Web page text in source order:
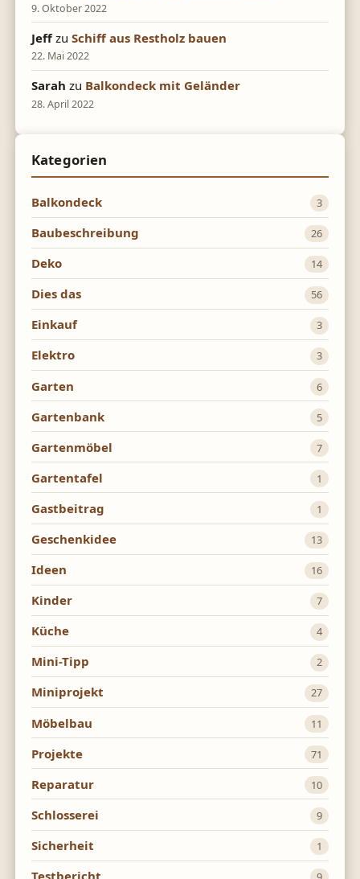
9. Oktober 2022
JeffzuSchiff aus Restholz bauen
22. Mai 2022
Sarah zu Balkondeck mit Geländer
28. April 2022
Kategorien
Balkondeck 3
Baubeschreibung 26
Deko 14
Dies das 56
Einkauf 3
Elektro 3
Garten 6
Gartenbank 5
Gartenmöbel 7
Gartentafel 1
Gastbeitrag 1
Geschenkidee 13
Ideen 16
Kinder 7
Küche 4
Mini-Tipp 2
Miniprojekt 27
Möbelbau 11
Projekte 71
Reparatur 10
Schlosserei 9
Sicherheit 1
Testbericht